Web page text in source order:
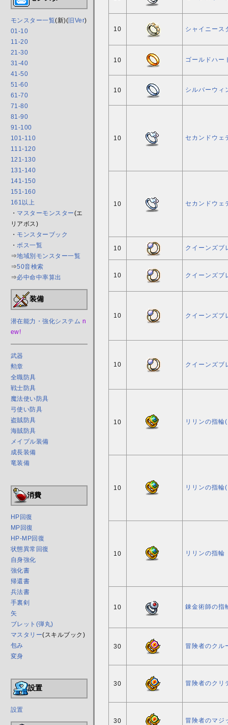
モンスター一覧(新)( 旧Ver)
01-10
11-20
21-30
31-40
41-50
51-60
61-70
71-80
81-90
91-100
101-110
111-120
121-130
131-140
141-150
151-160
161以上
・ マスターモンスター(エ
リアボス)
・ モンスターブック
・ ボス一覧
⇒地域別モンスター一覧
⇒50音検索
⇒必中命中率算出
装備
潜在能力・強化システム n
ew!
武器
勲章
全職防具
戦士防具
魔法使い防具
弓使い防具
盗賊防具
海賊防具
メイプル装備
成長装備
竜装備
消費
HP回復
MP回復
HP-MP回復
状態異常回復
自身強化
強化書
帰還書
兵法書
手裏剣
矢
ブレット(弾丸)
マスタリー(スキルブック)
包み
変身
設置
設置
10 シャイニース
10 ゴールドハー
10 シルバーウィ
10 セカンドウェ
10 セカンドウェ
10 クイーンズブ
10 クイーンズブ
10 クイーンズブ
10 クイーンズブ
10 リリンの指輪
10 リリンの指輪
10 リリンの指輪
10 錬金術師の指
30 冒険者のクル
30 冒険者のクリ
30 冒険者のマジ